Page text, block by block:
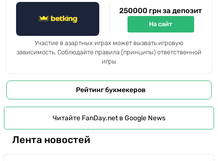
250000 грн за депозит
На сайт
Участие в азартных играх может вызвать игровую
зависимость. Соблюдайте правила (принципы) ответственной
игры
Рейтинг букмекеров
Читайте FanDay.net в Google News
Лента новостей